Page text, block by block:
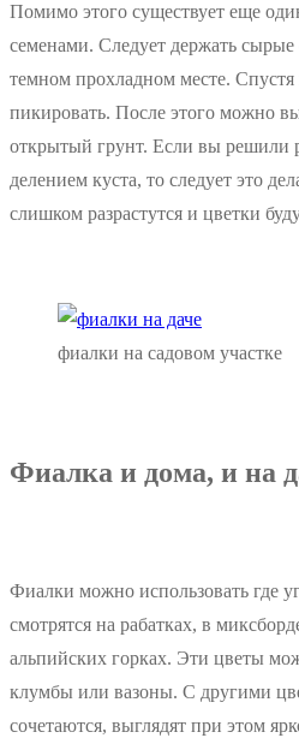
Помимо этого существует еще
семенами. Следует держать сырые
темном прохладном месте.
пикировать. После этого можно
открытый грунт. Если вы решили
делением куста, то следует это
слишком разрастутся и цветки
фиалки на садовом участке
Фиалка и дома, и на
Фиалки можно использовать где
смотрятся на рабатках, в
альпийских горках. Эти цветы
клумбы или вазоны. С другими
сочетаются, выглядят при этом